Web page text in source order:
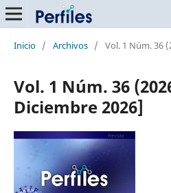
Inicio / Archivos / Vol. 1 Núm. 36
Vol. 1 Núm. 36
Diciembre 2026]